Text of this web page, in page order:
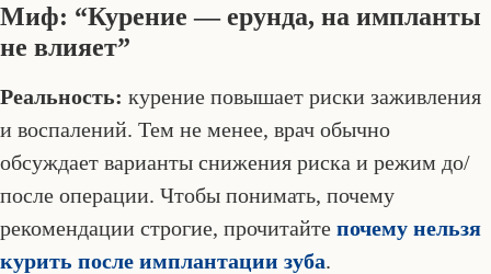
Миф: “Курение — ерунда, на импланты
не влияет”
Реальность: курение повышает риски заживления
и воспалений. Тем не менее, врач обычно
обсуждает варианты снижения риска и режим до/
после операции. Чтобы понимать, почему
рекомендации строгие, прочитайте почему нельзя
курить после имплантации зуба.